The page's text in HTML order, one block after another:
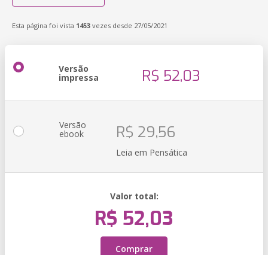
Esta página foi vista 1453 vezes desde 27/05/2021
Versão
impressa R$ 52,03
Versão
ebook R$ 29,56
Leia em Pensática
Valor total:
R$ 52,03
Comprar